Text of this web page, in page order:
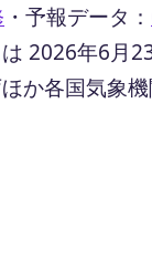
・ 予報データ：
2026年6月
か各国気象